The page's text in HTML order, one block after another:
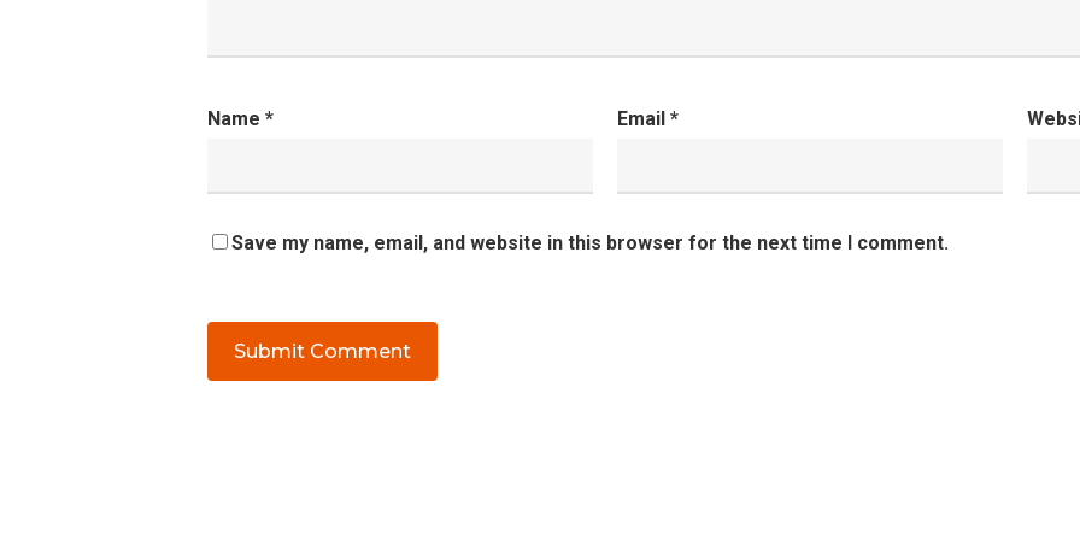
Name * Email *
Save my name, email, and website in this browser for the next time I comment.